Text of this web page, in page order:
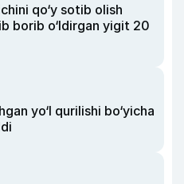
qo‘y sotib olish
borib o‘ldirgan yigit 20
yo‘l qurilishi bo‘yicha